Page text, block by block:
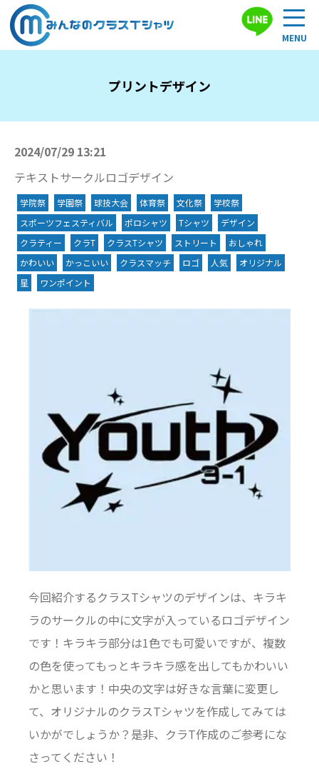
プリントデザイン
2024/07/29 13:21
テキストサークルロゴデザイン
学院祭 学園祭 球技大会 体育祭 文化祭
学校祭
スポーツフェスティバル
ポロシャツ Tシャツ
デザイン
クラティー
クラT クラスTシャツ ストリート
おしゃれ
かわいい
かっこいい クラスマッチ ロゴ 人気
オリジナル
星
ワンポイント
今回紹介するクラスTシャツのデザインは、キラキ
ラのサークルの中に文字が入っているロゴデザイン
です！キラキラ部分は1色でも可愛いですが、複数
の色を使ってもっとキラキラ感を出してもかわいい
かと思います！中央の文字は好きな言葉に変更し
て、オリジナルのクラスTシャツを作成してみては
いかがでしょうか？是非、クラT作成のご参考にな
さってください！